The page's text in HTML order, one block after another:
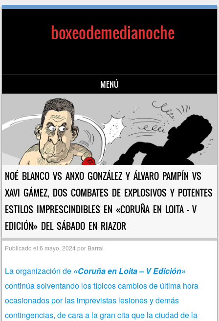
boxeodemedianoche
MENÚ
Saltar al contenido
NOÉ BLANCO VS ANXO GONZÁLEZ Y ÁLVARO PAMPÍN VS
XAVI GÁMEZ, DOS COMBATES DE EXPLOSIVOS Y POTENTES
ESTILOS IMPRESCINDIBLES EN «CORUÑA EN LOITA – V
EDICIÓN» DEL SÁBADO EN RIAZOR
Publicado el6 mayo, 2024 por Barral
La organización de «Coruña en Loita – V Edición»
continúa solventando los típicos cambios de última hora
ocasionados por las imprevistas lesiones y demás
contingencias, de cara a la gran cita que la ciudad de la